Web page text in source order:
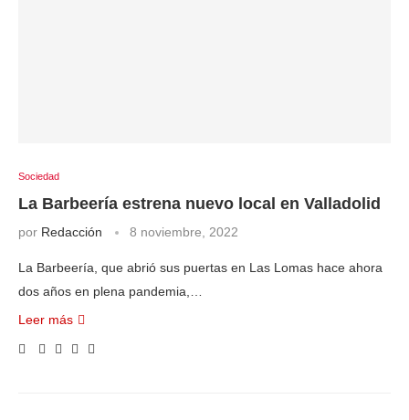
Sociedad
La Barbeería estrena nuevo local en Valladolid
por Redacción 8 noviembre, 2022
La Barbeería, que abrió sus puertas en Las Lomas hace ahora
dos años en plena pandemia,…
Leer más